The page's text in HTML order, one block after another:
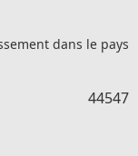
dans le pays
44547